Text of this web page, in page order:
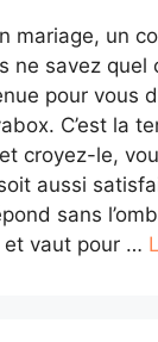
mariage, un
ne savez quel
pour vous
C’est la
croyez-le,
aussi
sans
et vaut pour …